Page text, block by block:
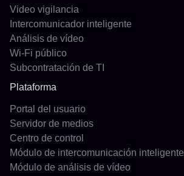
Video vigilancia
Intercomunicador inteligente
Análisis de vídeo
Wi-Fi público
Subcontratación de TI
Plataforma
Portal del usuario
Servidor de medios
Centro de control
Módulo de intercomunicación inteligente
Módulo de análisis de vídeo